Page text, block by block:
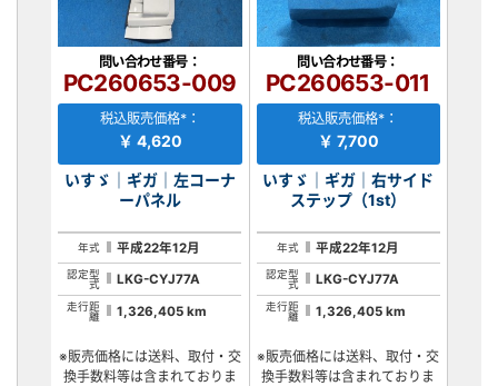
問い合わせ番号：
PC260653-009
税込販売価格*：
￥ 4,620
いすゞ｜ギガ｜左コーナ
ーパネル
年式 平成22年12月
認定型
式
LKG-CYJ77A
走行距
離
1,326,405 km
※販売価格には送料、取付・交
換手数料等は含まれておりま
問い合わせ番号：
PC260653-011
税込販売価格*：
￥ 7,700
いすゞ｜ギガ｜右サイド
ステップ（1st）
年式 平成22年12月
認定型
式
LKG-CYJ77A
走行距
離
1,326,405 km
※販売価格には送料、取付・交
換手数料等は含まれておりま